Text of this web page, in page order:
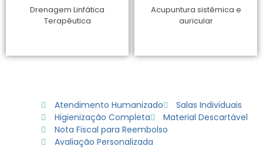
Drenagem Linfática
Terapêutica
Acupuntura sistêmica e
auricular
Atendimento Humanizado
Salas Individuais
Higienização Completa
Material Descartável
Nota Fiscal para Reembolso
Avaliação Personalizada